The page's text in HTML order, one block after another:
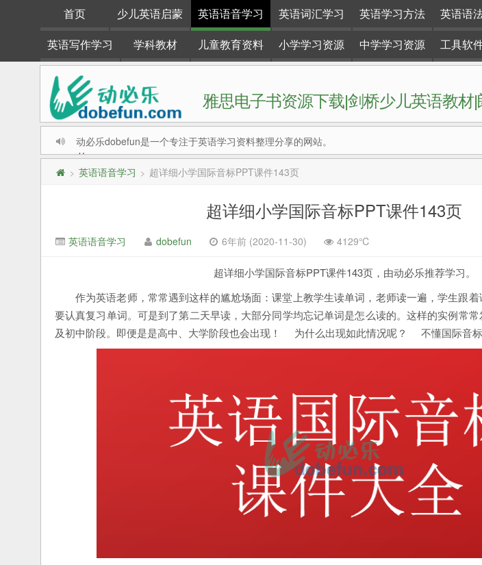
首页 少儿英语启蒙 英语语音学习 英语词汇学习 英语学习方法 英语语
英语写作学习
学科教材 儿童教育资料 小学学习资源 中学学习资源 工具软
雅思电子书资源下载|剑桥少儿英语教
动必乐dobefun是一个专注于英语学习资料整理分享的网站。
#
> 英语语音学习 > 超详细小学国际音标PPT课件143页
超详细小学国际音标PPT课件143页
英语语音学习 dobefun 6年前 (2020-11-30) 4129℃
超详细小学国际音标PPT课件143页，由动必乐推荐学习。
作为英语老师，常常遇到这样的尴尬场面：课堂上教学生读单词，老师读一遍，学生跟
要认真复习单词。可是到了第二天早读，大部分同学均忘记单词是怎么读的。这样的实例常
及初中阶段。即便是是高中、大学阶段也会出现！ 为什么出现如此情况呢？ 不懂国际音标